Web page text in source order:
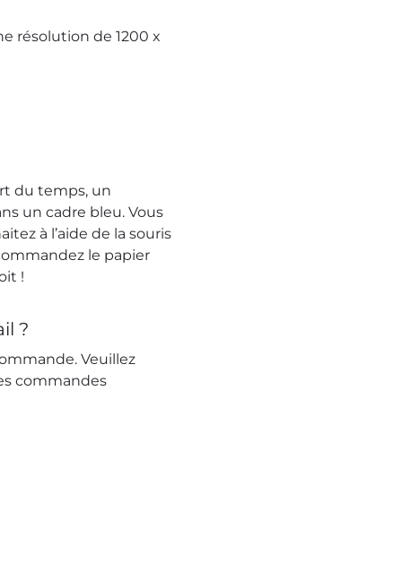
résolution de 1200 x
du temps, un
un cadre bleu. Vous
à l’aide de la souris
le papier
!
?
Veuillez
commandes